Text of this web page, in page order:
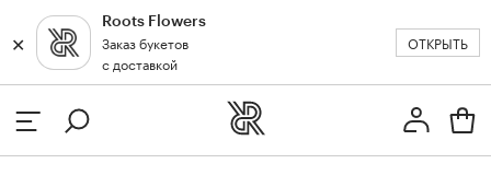
✕
Roots Flowers
Заказ букетов
с доставкой
ОТКРЫТЬ
Профиль
Вход или регистрация
Москва
✕